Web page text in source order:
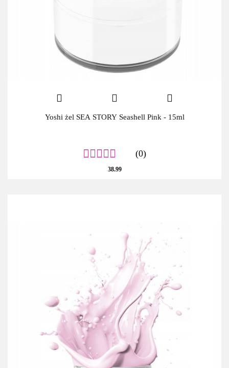
Yoshi żel SEA STORY Seashell Pink - 15ml
(0)
38.99